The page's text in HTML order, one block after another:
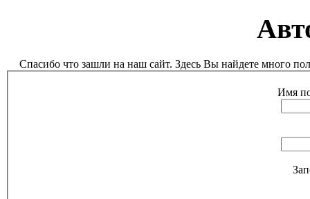
Спасибо что зашли на наш сайт. Здесь Вы найдете много
Имя